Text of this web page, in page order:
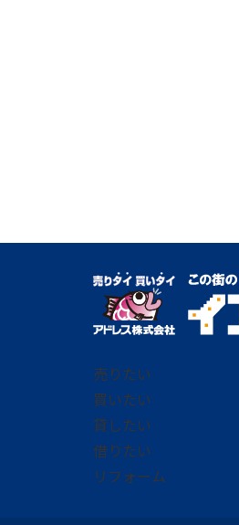
売りたい
買いたい
貸したい
借りたい
リフォーム